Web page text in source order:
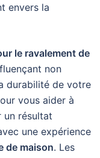
envers la
le ravalement de
non
durabilité de votre
vous aider à
un résultat
une expérience
de maison. Les